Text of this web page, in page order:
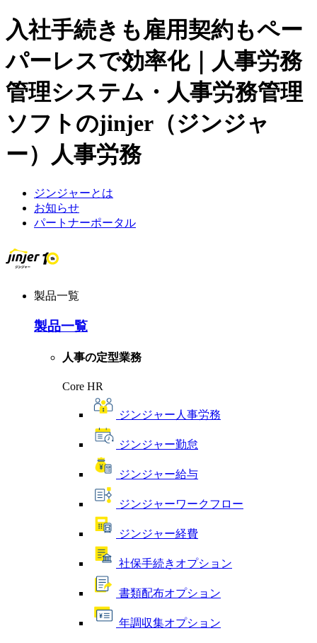
入社手続きも雇用契約もペー
パーレスで効率化｜人事労務
管理システム・人事労務管理
ソフトのjinjer（ジンジャ
ー）人事労務
ジンジャーとは
お知らせ
パートナーポータル
製品一覧
製品一覧
人事の定型業務
Core HR
ジンジャー人事労務
ジンジャー勤怠
ジンジャー給与
ジンジャーワークフロー
ジンジャー経費
社保手続きオプション
書類配布オプション
年調収集オプション